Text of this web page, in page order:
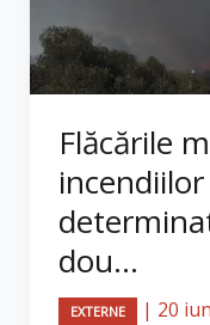
Flăcările
dou...
EXTERNE | 20